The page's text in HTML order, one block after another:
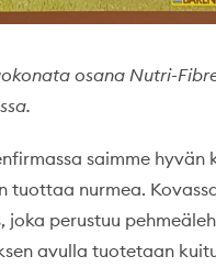
osana Nutri-
saimme hyvän
tuottaa nurmea.
joka perustuu
avulla tuotetaan